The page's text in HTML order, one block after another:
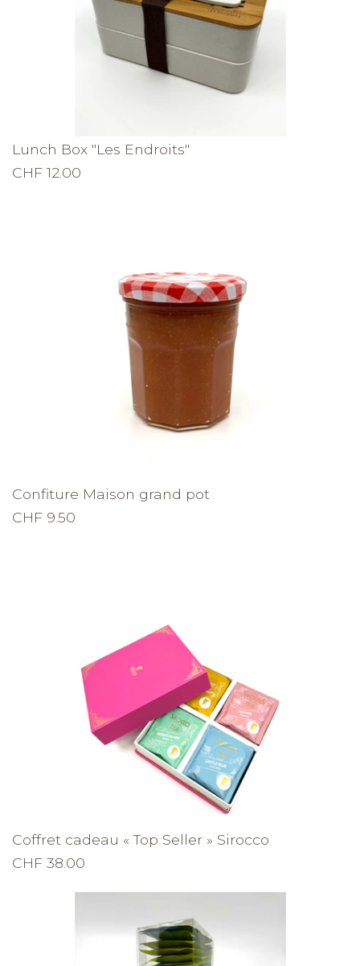
Lunch Box "Les Endroits"
CHF 12.00
Confiture Maison grand pot
CHF 9.50
Coffret cadeau « Top Seller » Sirocco
CHF 38.00